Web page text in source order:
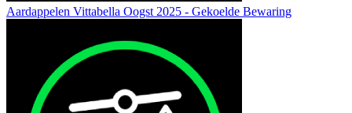
Aardappelen Vittabella Oogst 2025 - Gekoelde Bewaring